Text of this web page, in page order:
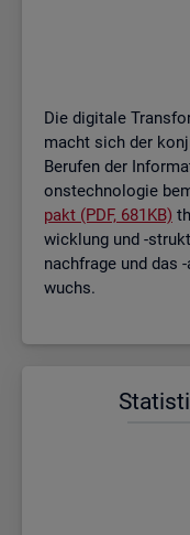
Die di­gi­ta­le
macht sich der
Be­ru­fen der
ons­tech­no­lo­gie
pakt (PDF, 681KB)
wick­lung und -
nach­fra­ge und das
wuchs.